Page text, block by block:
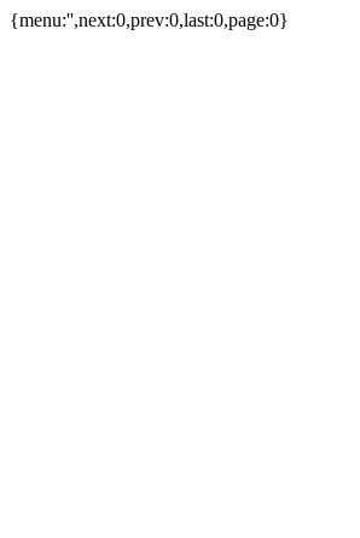
{menu:'',next:0,prev:0,last:0,page:0}